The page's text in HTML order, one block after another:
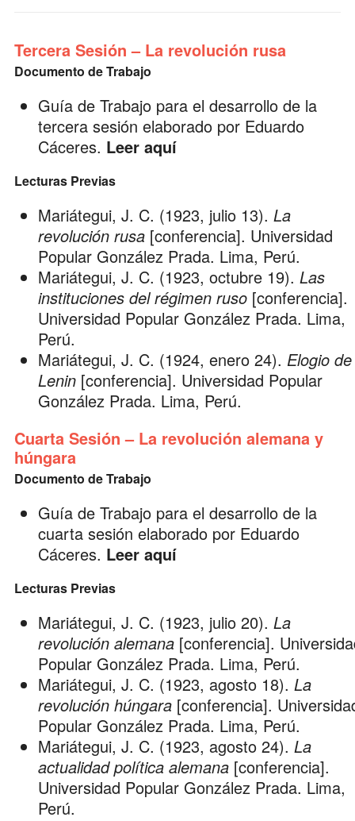
Tercera Sesión – La revolución rusa
Documento de Trabajo
Guía de Trabajo para el desarrollo de la
tercera sesión elaborado por Eduardo
Cáceres. Leer aquí
Lecturas Previas
Mariátegui, J. C. (1923, julio 13). La
revolución rusa[conferencia]. Universidad
Popular González Prada. Lima, Perú.
Mariátegui, J. C. (1923, octubre 19). Las
instituciones del régimen ruso[conferencia].
Universidad Popular González Prada. Lima,
Perú.
Mariátegui, J. C. (1924, enero 24). Elogio de
Lenin[conferencia]. Universidad Popular
González Prada. Lima, Perú.
Cuarta Sesión – La revolución alemana y
húngara
Documento de Trabajo
Guía de Trabajo para el desarrollo de la
cuarta sesión elaborado por Eduardo
Cáceres. Leer aquí
Lecturas Previas
Mariátegui, J. C. (1923, julio 20). La
revolución alemana[conferencia].
Popular González Prada. Lima, Perú.
Mariátegui, J. C. (1923, agosto 18). La
revolución húngara[conferencia].
Popular González Prada. Lima, Perú.
Mariátegui, J. C. (1923, agosto 24). La
actualidad política alemana[conferencia].
Universidad Popular González Prada. Lima,
Perú.